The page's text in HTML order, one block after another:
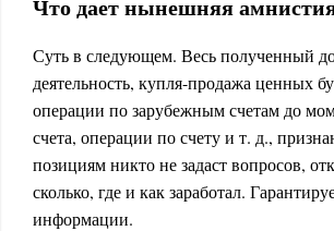
Что дает нынешняя
Суть в следующем. Весь полученный
деятельность, купля-продажа ценных
операции по зарубежным счетам до
счета, операции по счету и т. д.,
позициям никто не задаст вопросов,
сколько, где и как заработал.
информации.